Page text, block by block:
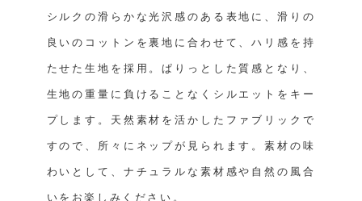
シルクの滑らかな光沢感のある表地に、滑りの
良いのコットンを裏地に合わせて、ハリ感を持
たせた生地を採用。ぱりっとした質感となり、
生地の重量に負けることなくシルエットをキー
プします。天然素材を活かしたファブリックで
すので、所々にネップが見られます。素材の味
わいとして、ナチュラルな素材感や自然の風合
いをお楽しみください。